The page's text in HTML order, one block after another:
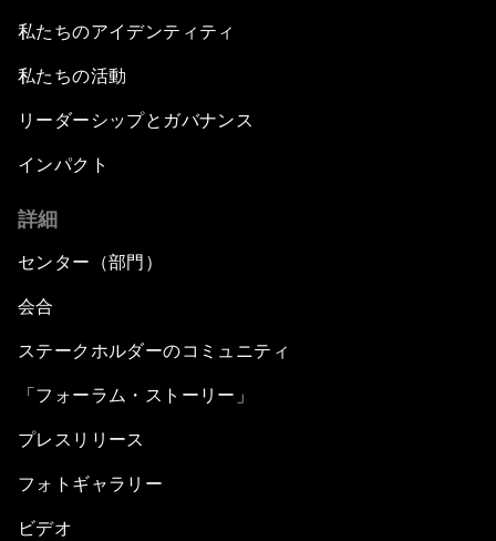
私たちのアイデンティティ
私たちの活動
リーダーシップとガバナンス
インパクト
詳細
センター（部門）
会合
ステークホルダーのコミュニティ
「フォーラム・ストーリー」
プレスリリース
フォトギャラリー
ビデオ